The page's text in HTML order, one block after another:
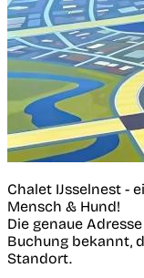
Chalet IJsselnest -
Mensch & Hund!
Die genaue
Buchung bekannt,
Standort.